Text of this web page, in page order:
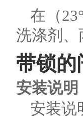
在（
洗涤剂
带锁的
安装说明
安装说